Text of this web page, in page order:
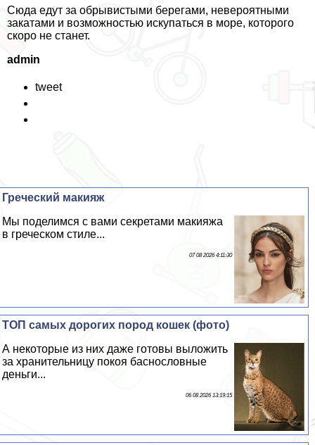
Сюда едут за обрывистыми берегами, невероятными
закатами и возможностью искупаться в море, которого
скоро не станет.
admin
tweet
Греческий макияж
Мы поделимся с вами секретами макияжа
в греческом стиле...
07 08 2026 4:11:30
ТОП самых дорогих пород кошек (фото)
А некоторые из них даже готовы выложить
за хранительницу покоя баснословные
деньги...
06 08 2026 13:19:15